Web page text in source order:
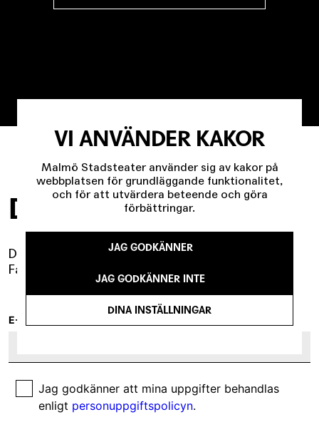
DRAMA I INKORGEN
Det händer mer än du tror.
Få det samlat i vårt nyhetsbrev.
E-POST
Jag godkänner att mina uppgifter behandlas
enligt personuppgiftspolicyn.
VI ANVÄNDER KAKOR
Malmö Stadsteater använder sig av kakor på
webbplatsen för grundläggande funktionalitet,
och för att utvärdera beteende och göra
förbättringar.
JAG GODKÄNNER
JAG GODKÄNNER INTE
DINA INSTÄLLNINGAR